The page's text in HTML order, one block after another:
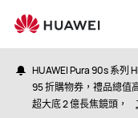
主
HUAWEI Pura 90s 系列
95 折購物券，禮品總值
超大底 2 億長焦鏡頭，